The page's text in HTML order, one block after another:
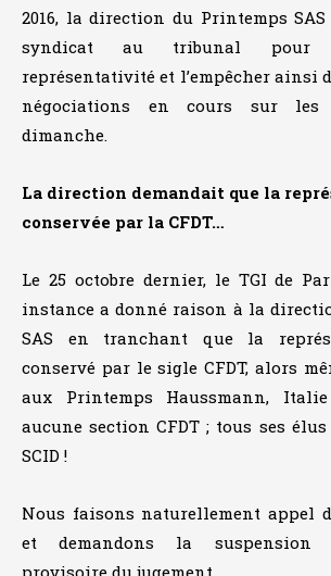
2016, la direction du Printemps
syndicat au tribunal pour
représentativité et l’empêcher ainsi
négociations en cours sur les
dimanche.
La direction demandait que la
conservée par la CFDT…
Le 25 octobre dernier, le TGI de
instance a donné raison à la
SAS en tranchant que la
conservé par le sigle CFDT, alors
aux Printemps Haussmann,
aucune section CFDT ; tous ses
SCID !
Nous faisons naturellement appel
et demandons la suspension
provisoire du jugement.